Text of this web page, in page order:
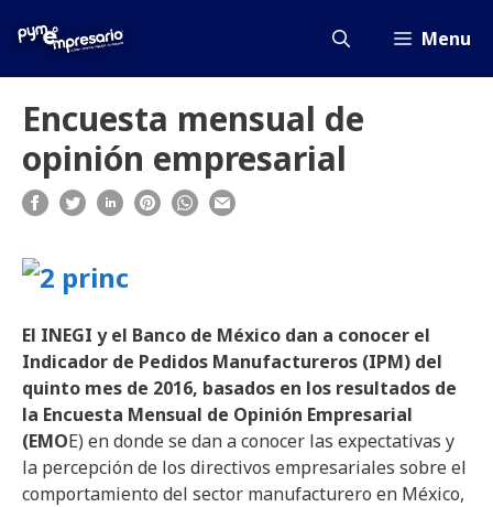
Menu
Encuesta mensual de
opinión empresarial
El INEGI y el Banco de México dan a conocer el
Indicador de Pedidos Manufactureros (IPM) del
quinto mes de 2016, basados en los resultados de
la Encuesta Mensual de Opinión Empresarial
(EMOE) en donde se dan a conocer las expectativas y
la percepción de los directivos empresariales sobre el
comportamiento del sector manufacturero en México,